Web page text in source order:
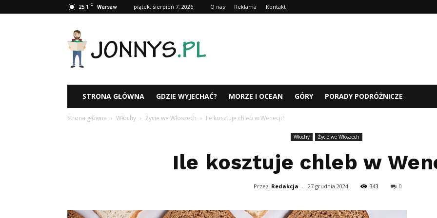
25.1 C Warsaw piątek, sierpień 7, 2026 O nas Reklama Kontakt
Jonnys.pl
STRONA GŁÓWNA GDZIE WYJECHAĆ? MORZE I OCEAN GÓRY PORADY PODRÓŻNICZE
Strona główna Włochy Życie we Włoszech Ile kosztuje chleb w Wenecji?
Włochy Życie we Włoszech
Ile kosztuje chleb w
Przez Redakcja - 27 grudnia 2024 343 0